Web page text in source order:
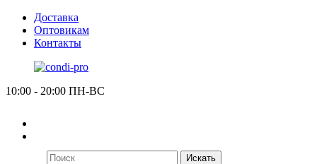
Доставка
Оптовикам
Контакты
10:00 - 20:00 ПН-ВС
Искать